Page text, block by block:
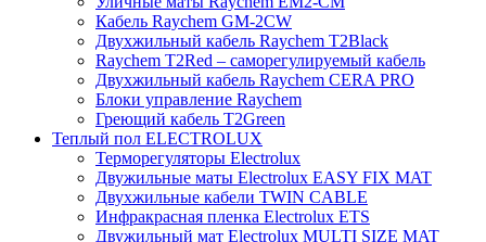
Кабель Raychem GM-2CW
Двухжильный кабель Raychem T2Black
Raychem T2Red – саморегулируемый кабель
Двухжильный кабель Raychem CERA PRO
Блоки управление Raychem
Греющий кабель T2Green
Теплый пол ELECTROLUX
Терморегуляторы Electrolux
Двужильные маты Electrolux EASY FIX MAT
Двухжильные кабели TWIN CABLE
Инфракрасная пленка Electrolux ETS
Двужильный мат Electrolux MULTI SIZE MAT